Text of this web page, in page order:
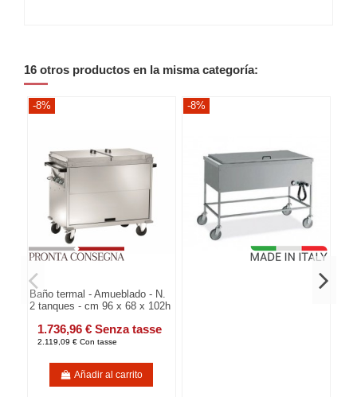
16 otros productos en la misma categoría:
-8%
Baño termal - Amueblado - N.
2 tanques - cm 96 x 68 x 102h
1.736,96 € Senza tasse
2.119,09 € Con tasse
Añadir al carrito
-8%